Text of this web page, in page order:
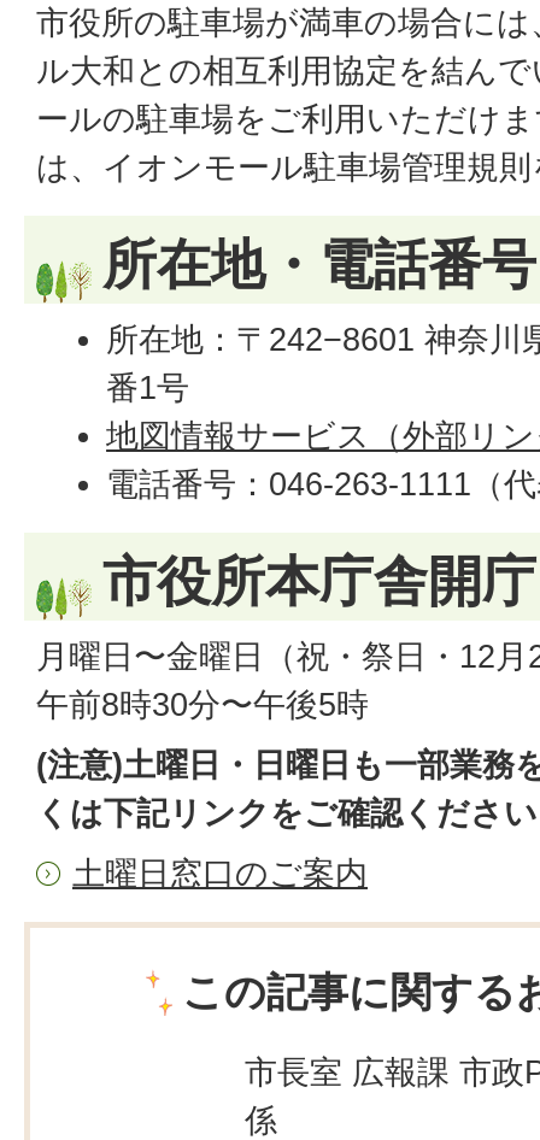
市役所の駐車場が満車の場合に
ル大和との相互利用協定を結ん
ールの駐車場をご利用いただけ
は、イオンモール駐車場管理規
所在地・電話番
所在地：〒242−8601 神奈川
番1号
地図情報サービス（外部リ
電話番号：046-263-1111（
市役所本庁舎開
月曜日〜金曜日（祝・祭日・12
午前8時30分〜午後5時
(注意)土曜日・日曜日も一部業務
くは下記リンクをご確認くださ
土曜日窓口のご案内
この記事に関する
市長室 広報課 市政
係